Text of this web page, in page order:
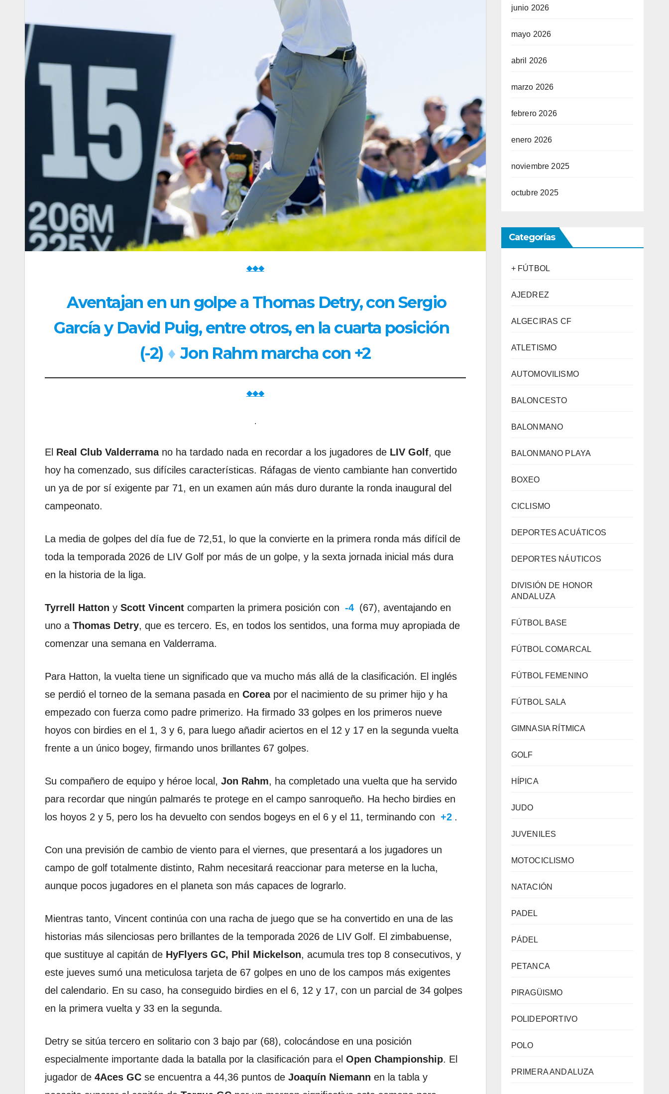
◆◆◆
Aventajan en un golpe a Thomas Detry, con Sergio
García y David Puig, entre otros, en la cuarta posición
(-2) ♦ Jon Rahm marcha con +2
◆◆◆
.
El Real Club Valderramano ha tardado nada en recordar a los jugadores de LIV Golf, que
hoy ha comenzado, sus difíciles características. Ráfagas de viento cambiante han convertido
un ya de por sí exigente par 71, en un examen aún más duro durante la ronda inaugural del
campeonato.
La media de golpes del día fue de 72,51, lo que la convierte en la primera ronda más difícil de
toda la temporada 2026 de LIV Golf por más de un golpe, y la sexta jornada inicial más dura
en la historia de la liga.
Tyrrell Hatton y Scott Vincent comparten la primera posición con -4 (67), aventajando en
uno a Thomas Detry, que es tercero. Es, en todos los sentidos, una forma muy apropiada de
comenzar una semana en Valderrama.
Para Hatton, la vuelta tiene un significado que va mucho más allá de la clasificación. El inglés
se perdió el torneo de la semana pasada en Coreapor el nacimiento de su primer hijo y ha
empezado con fuerza como padre primerizo. Ha firmado 33 golpes en los primeros nueve
hoyos con birdies en el 1, 3 y 6, para luego añadir aciertos en el 12 y 17 en la segunda vuelta
frente a un único bogey, firmando unos brillantes 67 golpes.
Su compañero de equipo y héroe local, Jon Rahm, ha completado una vuelta que ha servido
para recordar que ningún palmarés te protege en el campo sanroqueño. Ha hecho birdies en
los hoyos 2 y 5, pero los ha devuelto con sendos bogeys en el 6 y el 11, terminando con +2 .
Con una previsión de cambio de viento para el viernes, que presentará a los jugadores un
campo de golf totalmente distinto, Rahm necesitará reaccionar para meterse en la lucha,
aunque pocos jugadores en el planeta son más capaces de lograrlo.
Mientras tanto, Vincent continúa con una racha de juego que se ha convertido en una de las
historias más silenciosas pero brillantes de la temporada 2026 de LIV Golf. El zimbabuense,
que sustituye al capitán de HyFlyers GC, Phil Mickelson, acumula tres top 8 consecutivos, y
este jueves sumó una meticulosa tarjeta de 67 golpes en uno de los campos más exigentes
del calendario. En su caso, ha conseguido birdies en el 6, 12 y 17, con un parcial de 34 golpes
en la primera vuelta y 33 en la segunda.
Detry se sitúa tercero en solitario con 3 bajo par (68), colocándose en una posición
especialmente importante dada la batalla por la clasificación para el Open Championship. El
jugador de 4Aces GC se encuentra a 44,36 puntos de Joaquín Niemann en la tabla y
junio 2026
mayo 2026
abril 2026
marzo 2026
febrero 2026
enero 2026
noviembre 2025
octubre 2025
Categorías
+ FÚTBOL
AJEDREZ
ALGECIRAS CF
ATLETISMO
AUTOMOVILISMO
BALONCESTO
BALONMANO
BALONMANO PLAYA
BOXEO
CICLISMO
DEPORTES ACUÁTICOS
DEPORTES NÁUTICOS
DIVISIÓN DE HONOR
ANDALUZA
FÚTBOL BASE
FÚTBOL COMARCAL
FÚTBOL FEMENINO
FÚTBOL SALA
GIMNASIA RÍTMICA
GOLF
HÍPICA
JUDO
JUVENILES
MOTOCICLISMO
NATACIÓN
PADEL
PÁDEL
PETANCA
PIRAGÜISMO
POLIDEPORTIVO
POLO
PRIMERA ANDALUZA